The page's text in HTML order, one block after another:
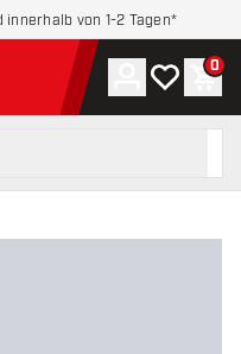
innerhalb von 1-2 Tagen*
Konto
Meine 0